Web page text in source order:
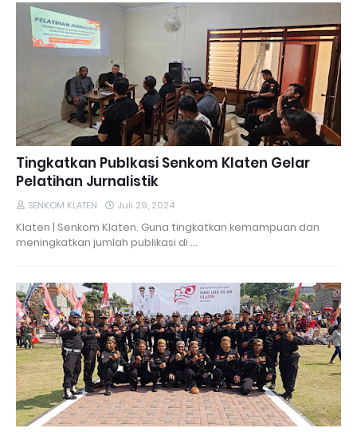
Tingkatkan Publkasi Senkom Klaten Gelar
Pelatihan Jurnalistik
SENKOM KLATEN Juli 29, 2024
Klaten | Senkom Klaten. Guna tingkatkan kemampuan dan
meningkatkan jumlah publikasi di …